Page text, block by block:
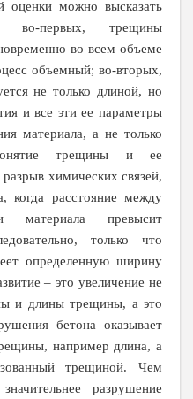
оценки можно высказать
во-первых, трещины
во всем объеме
объемный; во-вторых,
не только длиной, но
и все эти ее параметры
материала, а не только
трещины и ее
химических связей,
когда расстояние между
материала превысит
только что
определенную ширину
– это увеличение не
и длины трещины, а это
бетона оказывает
например длина, а
трещиной. Чем
разрушение